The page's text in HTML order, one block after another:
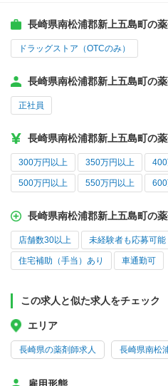
長崎県南松浦郡新上五島町の
ドラッグストア（OTCのみ）
長崎県南松浦郡新上五島町の
正社員
長崎県南松浦郡新上五島町の
300万円以上 350万円以上
500万円以上 550万円以上
長崎県南松浦郡新上五島町の
店舗数30以上 未経験者も応募可能
住宅補助（手当）あり 車通勤可
この求人と似た求人をチェック
エリア
長崎県の薬剤師求人 長崎県南松